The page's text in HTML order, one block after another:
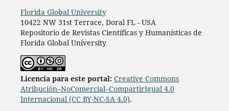
Florida Global University
10422 NW 31st Terrace, Doral FL - USA
Repositorio de Revistas Científicas y Humanísticas de
Florida Global University
Licencia para este portal: Creative Commons
Atribución–NoComercial–CompartirIgual 4.0
Internacional (CC BY-NC-SA 4.0).